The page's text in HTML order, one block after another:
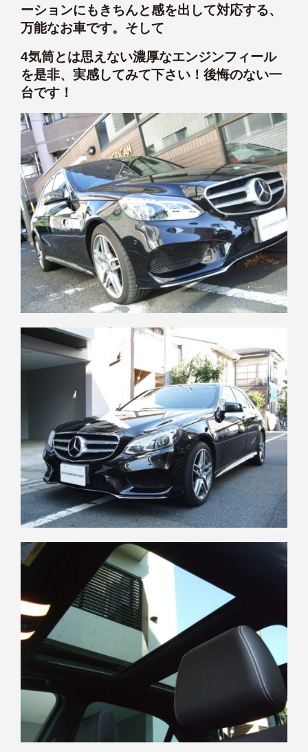
ーションにもきちんと感を出して対応する、
万能なお車です。そして
4気筒とは思えない濃厚なエンジンフィール
を是非、実感してみて下さい！後悔のない一
台です！